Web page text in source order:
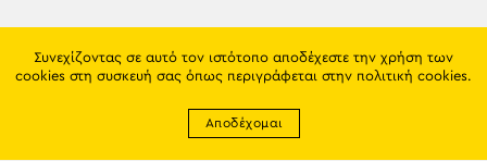
Συνεχίζοντας σε αυτό τον ιστότοπο αποδέχεστε την χρήση των
cookies στη συσκευή σας όπως περιγράφεται στην πολιτική cookies.
Αποδέχομαι